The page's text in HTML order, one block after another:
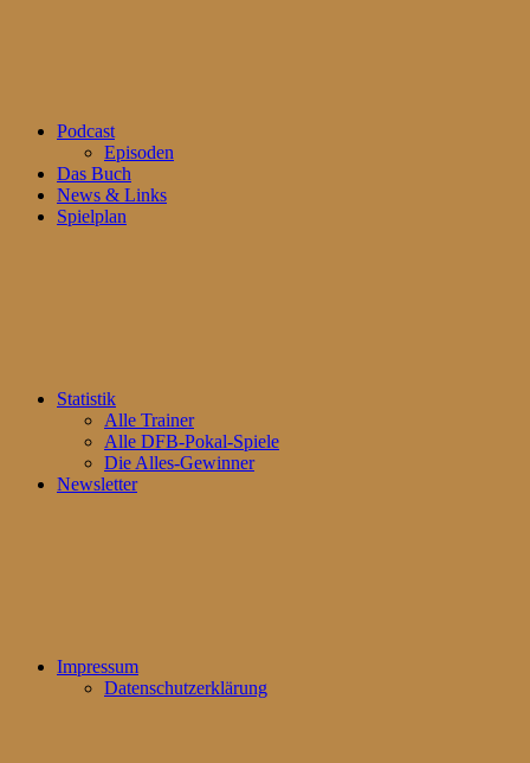
Podcast
Episoden
Das Buch
News & Links
Spielplan
Statistik
Alle Trainer
Alle DFB-Pokal-Spiele
Die Alles-Gewinner
Newsletter
Impressum
Datenschutzerklärung